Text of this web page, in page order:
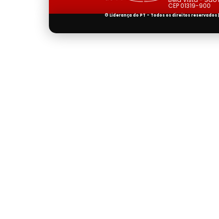
CEP 01319-900
© Liderança do PT - Todos os direitos reservados